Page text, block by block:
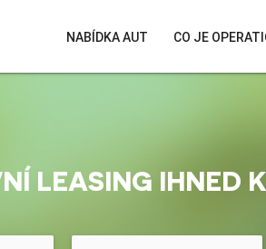
NABÍDKA AUT CO JE
LEASING IHNED